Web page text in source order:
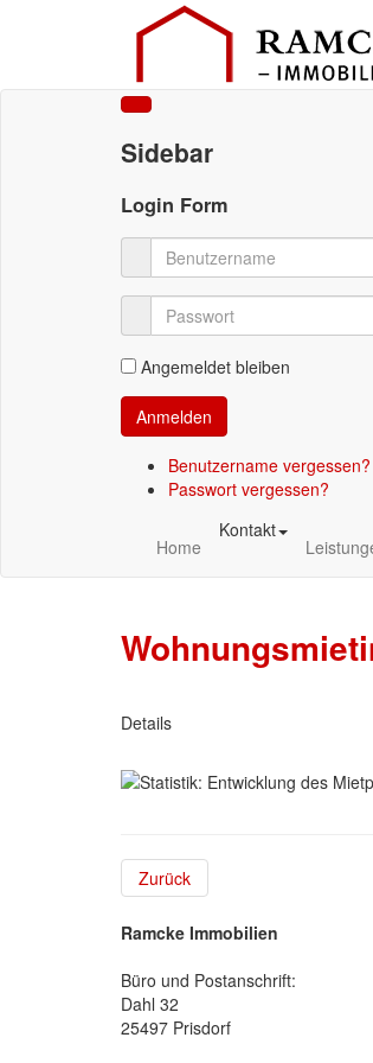
Sidebar
Login Form
Angemeldet bleiben
Benutzername vergessen?
Passwort vergessen?
Home
Kontakt
Details
Zurück
Ramcke Immobilien
Büro und Postanschrift:
Dahl 32
25497 Prisdorf